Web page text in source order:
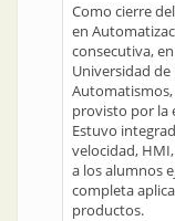
Como cierre
en
consecutiva,
Universidad de
provisto por la
Estuvo
velocidad,
a los alumnos
completa
productos.